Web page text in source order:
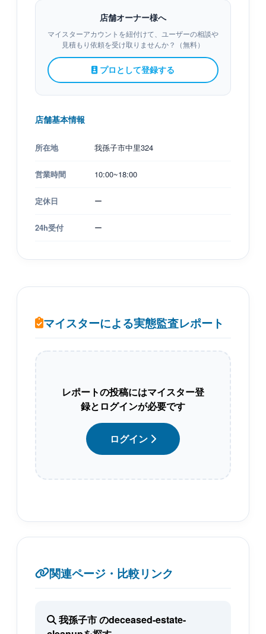
店舗オーナー様へ
マイスターアカウントを紐付けて、ユーザーの相談や
見積もり依頼を受け取りませんか？（無料）
プロとして登録する
店舗基本情報
所在地 我孫子市中里324
営業時間 10:00~18:00
定休日 ー
24h受付 ー
マイスターによる実態監査レポート
レポートの投稿にはマイスター登
録とログインが必要です
ログイン
関連ページ・比較リンク
我孫子市 のdeceased-estate-